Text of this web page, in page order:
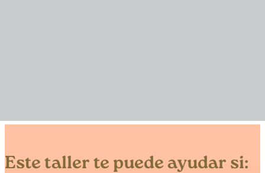
Este taller te puede ayudar si: